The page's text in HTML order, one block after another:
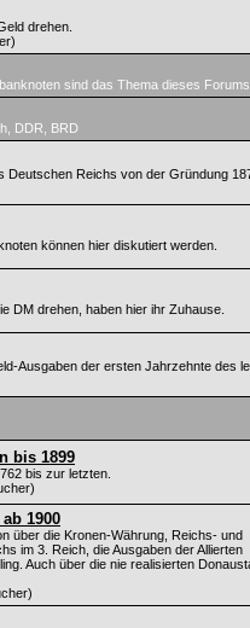
drehen.
sind das Thema dieses
DDR, BRD
Deutschen Reichs von der Gründung
können hier diskutiert werden.
DM drehen, haben hier ihr Zuhause.
Ausgaben der ersten Jahrzehnte des
bis 1899
bis zur letzten.
1900
über die Kronen-Währung, Reichs- und
im 3. Reich, die Ausgaben der Allierten
Auch über die nie realisierten